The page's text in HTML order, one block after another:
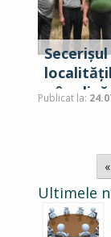
e în
Publicat la:
Ultimele